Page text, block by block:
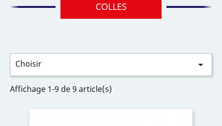
COLLES
Choisir 
Affichage 1-9 de 9 article(s)